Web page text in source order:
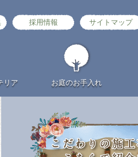
リア お庭のお手入れ
採用情報 サイトマップ